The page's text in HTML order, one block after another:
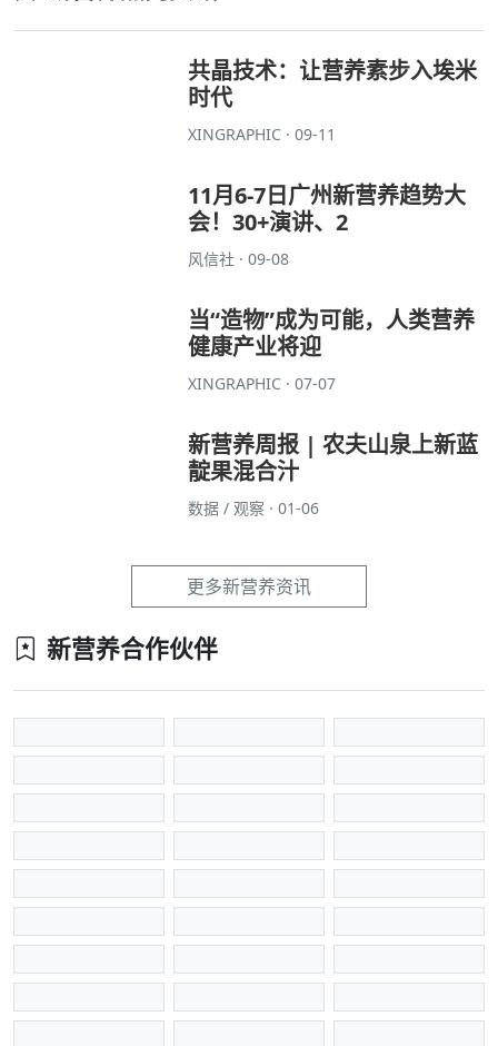
共晶技术：让营养素步入埃米
时代
XINGRAPHIC · 09-11
11月6-7日广州新营养趋势大
会！30+演讲、2
风信社 · 09-08
当“造物”成为可能，人类营养
健康产业将迎
XINGRAPHIC · 07-07
新营养周报 | 农夫山泉上新蓝
靛果混合汁
数据 / 观察 · 01-06
更多新营养资讯
新营养合作伙伴